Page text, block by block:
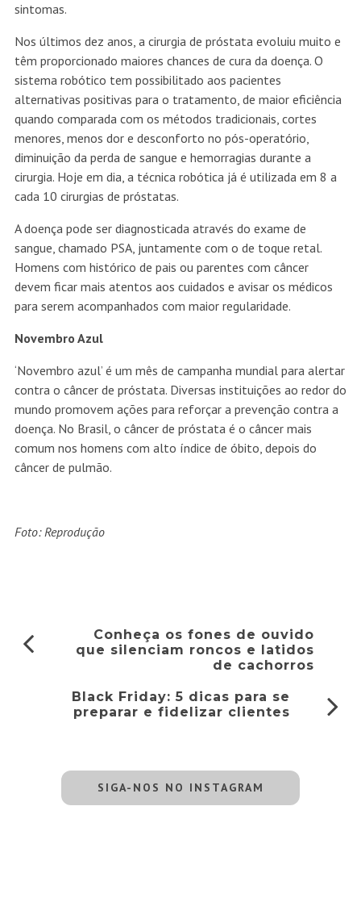
sintomas.
Nos últimos dez anos, a cirurgia de próstata evoluiu muito e
têm proporcionado maiores chances de cura da doença. O
sistema robótico tem possibilitado aos pacientes
alternativas positivas para o tratamento, de maior eficiência
quando comparada com os métodos tradicionais, cortes
menores, menos dor e desconforto no pós-operatório,
diminuição da perda de sangue e hemorragias durante a
cirurgia. Hoje em dia, a técnica robótica já é utilizada em 8 a
cada 10 cirurgias de próstatas.
A doença pode ser diagnosticada através do exame de
sangue, chamado PSA, juntamente com o de toque retal.
Homens com histórico de pais ou parentes com câncer
devem ficar mais atentos aos cuidados e avisar os médicos
para serem acompanhados com maior regularidade.
Novembro Azul
‘Novembro azul’ é um mês de campanha mundial para alertar
contra o câncer de próstata. Diversas instituições ao redor do
mundo promovem ações para reforçar a prevenção contra a
doença. No Brasil, o câncer de próstata é o câncer mais
comum nos homens com alto índice de óbito, depois do
câncer de pulmão.
Foto: Reprodução
Conheça os fones de ouvido
que silenciam roncos e latidos
de cachorros
Black Friday: 5 dicas para se
preparar e fidelizar clientes
SIGA-NOS NO INSTAGRAM